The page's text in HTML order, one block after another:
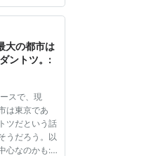
大の都市は
ントツ。:
スで、現
は東京であ
ツだという話
うだろう。以
心なのかも: